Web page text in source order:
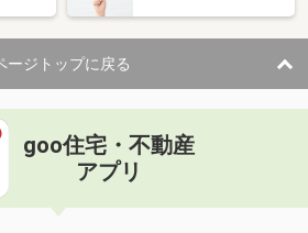
ージトップに戻る
goo住宅・不動産
アプリ